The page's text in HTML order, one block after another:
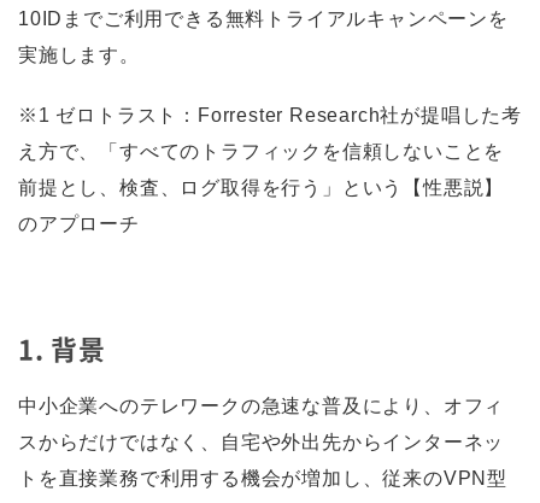
10IDまでご利用できる無料トライアルキャンペーンを
実施します。
※1 ゼロトラスト：Forrester Research社が提唱した考
え方で、「すべてのトラフィックを信頼しないことを
前提とし、検査、ログ取得を行う」という【性悪説】
のアプローチ
1. 背景
中小企業へのテレワークの急速な普及により、オフィ
スからだけではなく、自宅や外出先からインターネッ
トを直接業務で利用する機会が増加し、従来のVPN型